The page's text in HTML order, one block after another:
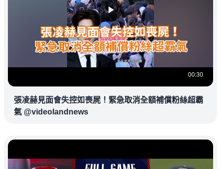
00:30
張凌赫見面會失控如喪屍！緊急取消全額補償粉絲超霸
氣 @videolandnews